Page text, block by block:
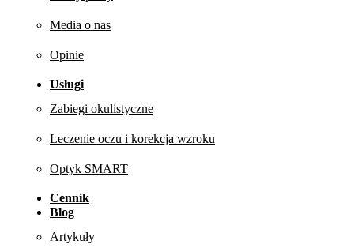
Media o nas
Opinie
Usługi
Zabiegi okulistyczne
Leczenie oczu i korekcja wzroku
Optyk SMART
Cennik
Blog
Artykuły